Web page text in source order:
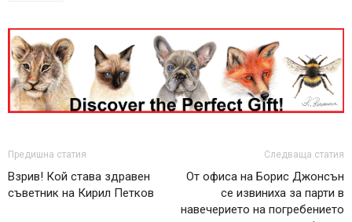
Предишна статия
Взрив! Кой става здравен
съветник на Кирил Петков
Следваща статия
От офиса на Борис Джонсън
се извиниха за парти в
навечерието на погребението